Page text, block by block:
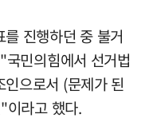
진행하던 중 불거
민의힘에서 선거법
으로서 (문제가 된
이라고 했다.